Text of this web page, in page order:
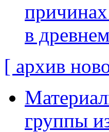
в
[ архив
группы